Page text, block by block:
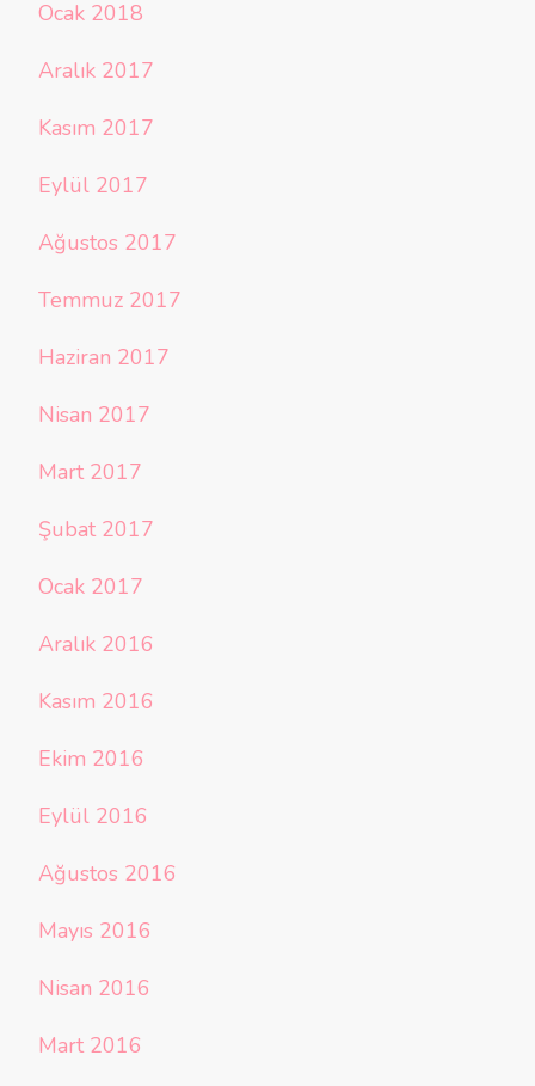
Ocak 2018
Aralık 2017
Kasım 2017
Eylül 2017
Ağustos 2017
Temmuz 2017
Haziran 2017
Nisan 2017
Mart 2017
Şubat 2017
Ocak 2017
Aralık 2016
Kasım 2016
Ekim 2016
Eylül 2016
Ağustos 2016
Mayıs 2016
Nisan 2016
Mart 2016